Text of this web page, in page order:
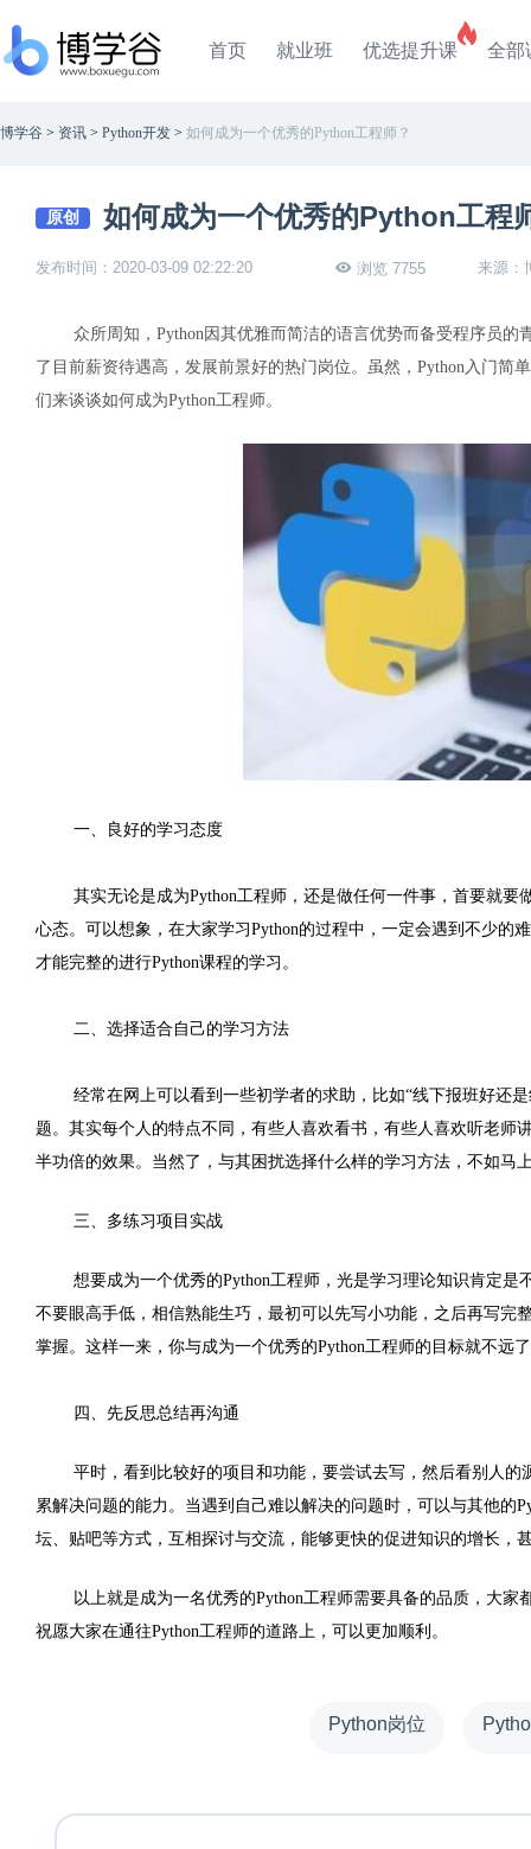
首页 就业班 优选提升课 全部
博学谷 > 资讯 > Python开发 > 如何成为一个优秀的Python工程师？
原创 如何成为一个优秀的Python工程
发布时间：2020-03-09 02:22:20 浏览 7755 来源：
众所周知，Python因其优雅而简洁的语言优势而备受程序员的
了目前薪资待遇高，发展前景好的热门岗位。虽然，Python入门简
们来谈谈如何成为Python工程师。
一、良好的学习态度
其实无论是成为Python工程师，还是做任何一件事，首要就
心态。可以想象，在大家学习Python的过程中，一定会遇到不少的
才能完整的进行Python课程的学习。
二、选择适合自己的学习方法
经常在网上可以看到一些初学者的求助，比如“线下报班好还
题。其实每个人的特点不同，有些人喜欢看书，有些人喜欢听老
半功倍的效果。当然了，与其困扰选择什么样的学习方法，不如马
三、多练习项目实战
想要成为一个优秀的Python工程师，光是学习理论知识肯定是
不要眼高手低，相信熟能生巧，最初可以先写小功能，之后再写
掌握。这样一来，你与成为一个优秀的Python工程师的目标就不远
四、先反思总结再沟通
平时，看到比较好的项目和功能，要尝试去写，然后看别人
累解决问题的能力。当遇到自己难以解决的问题时，可以与其他的
坛、贴吧等方式，互相探讨与交流，能够更快的促进知识的增长，
以上就是成为一名优秀的Python工程师需要具备的品质，大
祝愿大家在通往Python工程师的道路上，可以更加顺利。
Python岗位